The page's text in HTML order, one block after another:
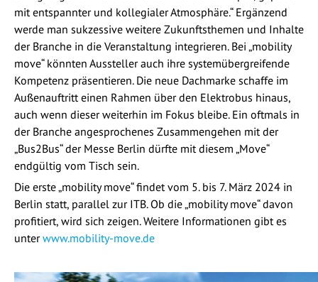
mit entspannter und kollegialer Atmosphäre.“ Ergänzend
werde man sukzessive weitere Zukunftsthemen und Inhalte
der Branche in die Veranstaltung integrieren. Bei „mobility
move“ könnten Aussteller auch ihre systemübergreifende
Kompetenz präsentieren. Die neue Dachmarke schaffe im
Außenauftritt einen Rahmen über den Elektrobus hinaus,
auch wenn dieser weiterhin im Fokus bleibe. Ein oftmals in
der Branche angesprochenes Zusammengehen mit der
„Bus2Bus“ der Messe Berlin dürfte mit diesem „Move“
endgültig vom Tisch sein.
Die erste „mobility move“ findet vom 5. bis 7. März 2024 in
Berlin statt, parallel zur ITB. Ob die „mobility move“ davon
profitiert, wird sich zeigen. Weitere Informationen gibt es
unterwww.mobility-move.de